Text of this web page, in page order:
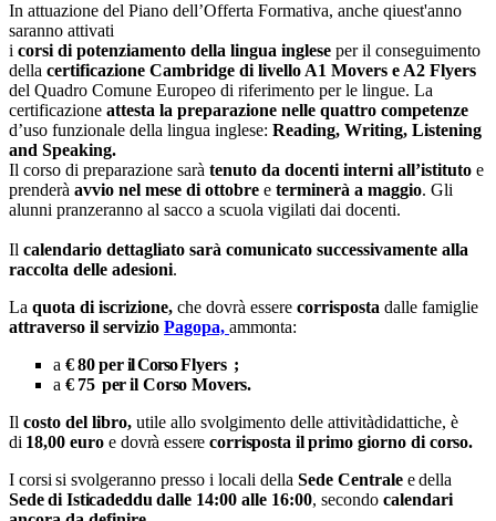
In attuazione del Piano dell’Offerta Formativa, anche qiuest'anno
saranno attivati
i corsi di potenziamento della lingua inglese per il conseguimento
della certificazione Cambridge di livello A1 Movers e A2 Flyers
del Quadro Comune Europeo di riferimento per le lingue. La
certificazione attesta la preparazione nelle quattro competenze
d’uso funzionale della lingua inglese: Reading, Writing, Listening
and Speaking.
Il corso di preparazione sarà tenuto da docenti interni all’istituto e
prenderà avvio nel mese di ottobre e terminerà a maggio. Gli
alunni pranzeranno al sacco a scuola vigilati dai docenti.
Il calendario dettagliato sarà comunicato successivamente alla
raccolta delle adesioni.
La quota di iscrizione, che dovrà essere corrisposta dalle famiglie
attraverso il servizio Pagopa, ammonta:
a €80peril CorsoFlyers ;
a € 75 peril Corso Movers.
Il costo del libro, utile allo svolgimento delle attivitàdidattiche, è
di 18,00 euro e dovrà essere corrisposta il primo giorno di corso.
I corsi si svolgeranno presso i locali della Sede Centralee della
Sede di Isticadeddu dalle 14:00 alle 16:00, secondocalendari